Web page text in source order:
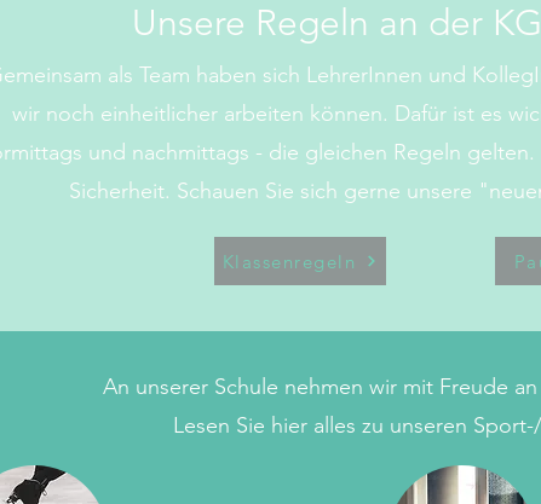
Unsere Regeln an der
als Team haben sich LehrerInnen und
wir noch einheitlicher arbeiten können. Dafür ist es
und nachmittags - die gleichen Regeln
Sicherheit. Schauen Sie sich gerne unsere
Klassenregeln
An unserer Schule nehmen wir mit Freude
Lesen Sie hier alles zu unseren